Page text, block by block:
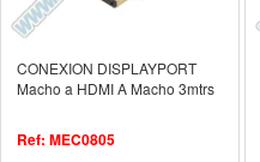
CONEXION DISPLAYPORT
Macho a HDMI A Macho 3mtrs
Ref: MEC0805